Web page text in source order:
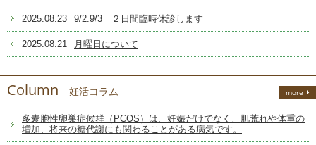
2025.08.23 9/2.9/3 ２日間臨時休診します
2025.08.21 月曜日について
Column 妊活コラム more
多嚢胞性卵巣症候群（PCOS）は、妊娠だけでなく、肌荒れや体重の
増加、将来の糖代謝にも関わることがある病気です。